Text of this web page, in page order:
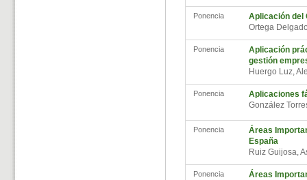
Ponencia
Aplicación del
Ortega
Ponencia
Aplicación
gestión
Huergo Luz,
Ponencia
Aplicaciones
González
Ponencia
Áreas
España
Ruiz Guijosa,
Ponencia
Áreas